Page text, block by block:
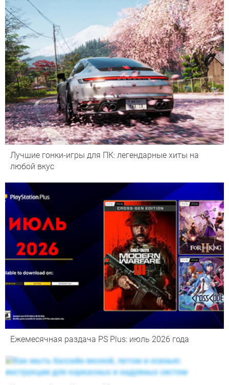
Лучшие гонки-игры для ПК: легендарные хиты на
любой вкус
Ежемесячная раздача PS Plus: июль 2026 года